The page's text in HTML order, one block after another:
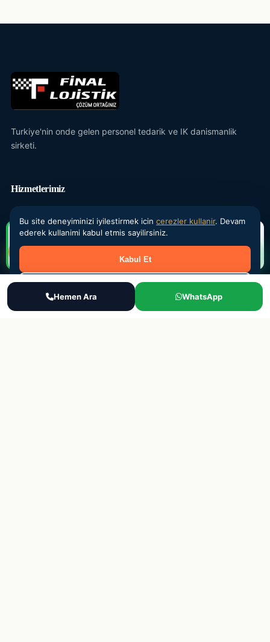
Turkiye'nin onde gelen personel tedarik ve IK danismanlik
sirketi.
Hizmetlerimiz
Yevmiyeci Personel
Maasli Personel
Outsourcing
IK Danismanlik
Ara Teklif Al
Bu site deneyiminizi iyilestirmek icin cerezler kullanir. Devam
ederek kullanimi kabul etmis sayilirsiniz.
Kabul Et
Reddet
Ahmet K.
Istanbul - Yevmiyeci ×
Hemen Ara WhatsApp